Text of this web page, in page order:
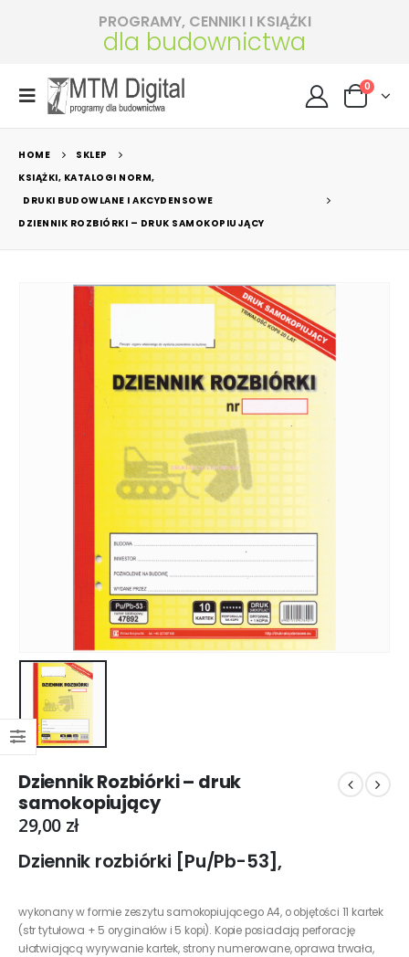
PROGRAMY, CENNIKI I KSIĄŻKI
dla budownictwa
0
HOME
SKLEP
KSIĄŻKI, KATALOGI NORM,
DRUKI BUDOWLANE I AKCYDENSOWE
DZIENNIK ROZBIÓRKI – DRUK SAMOKOPIUJĄCY
Dziennik Rozbiórki – druk
samokopiujący
29,00 zł
Dziennik rozbiórki [Pu/Pb-53],
wykonany w formie zeszytu samokopiującego A4, o objętości 11 kartek
(str tytułowa + 5 oryginałów i 5 kopi). Kopie posiadają perforację
ułatwiającą wyrywanie kartek, strony numerowane, oprawa trwała,